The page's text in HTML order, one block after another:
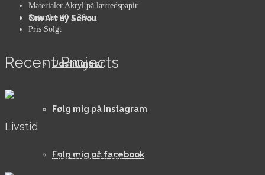
Om Art by Schou
Udstillinger
Følg mig på Instagram
Følg mig på facebook
Materialer Akryl på lærredspapir
Størrelse 40 x 30cm
Pris Solgt
Recent Projects
Livstid
AkrylOgOlie, Over 40x40, Til salg